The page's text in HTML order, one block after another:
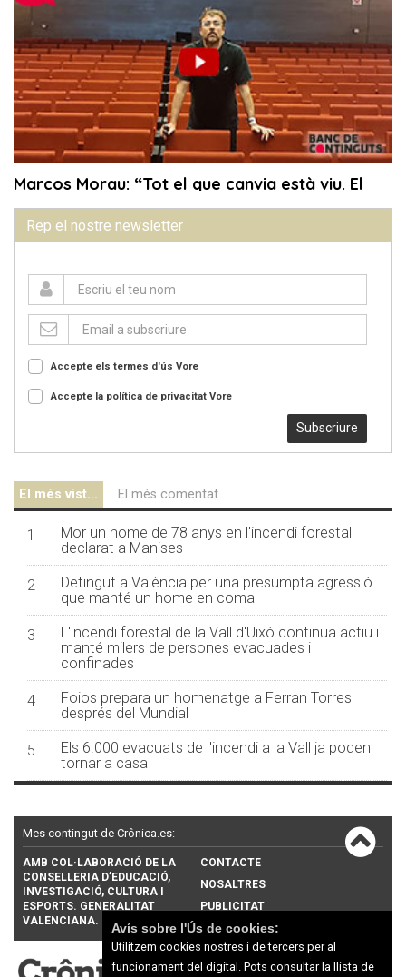
Rep el nostre newsletter
Accepte els termes d'ús Vore
Accepte la política de privacitat Vore
Subscriure
El més vist... El més comentat...
1
Mor un home de 78 anys en l'incendi forestal
declarat a Manises
2
Detingut a València per una presumpta agressió
que manté un home en coma
3
L'incendi forestal de la Vall d'Uixó continua actiu i
manté milers de persones evacuades i
confinades
4
Foios prepara un homenatge a Ferran Torres
després del Mundial
5
Els 6.000 evacuats de l'incendi a la Vall ja poden
tornar a casa
Mes contingut de Crônica.es:
AMB COL·LABORACIÓ DE LA
CONSELLERIA D’EDUCACIÓ,
INVESTIGACIÓ, CULTURA I
ESPORTS. GENERALITAT
VALENCIANA.
CONTACTE
NOSALTRES
PUBLICITAT
Avís sobre l'Ús de cookies:
Utilitzem cookies nostres i de tercers per al
funcionament del digital. Pots consultar la llista de